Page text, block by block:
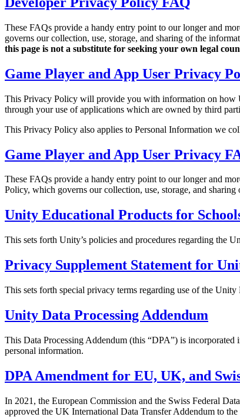
LiveOps
Perspectivas post-lanzamiento y operaciones de juego en vivo
Expande
Adquisición de usuarios
Hazte descubrir y adquiere usuarios móviles
Compras dentro de la aplicación
Gestionar las IAP dentro de la aplicación en tiendas físicas y
Conecta a los jugadores con los juegos adecuados
Publicitar con Unity
Monetizar con Unity
Casos de uso
Crea y expande éxitos móviles con Unity
Lanza grandes juegos con equipos pequeños
Juegos XR
Simplifica el desarrollo de juegos multijugador
Venta minorista
Transforma las experiencias en tienda en experiencias en línea
Impulsar la innovación y las experiencias en el automóvil
Ver todas las industrias
Información útil
Casos de estudio
Historias de éxito en el mundo real
Guías de mejores prácticas
Consejos y trucos de expertos
Demostraciones
Demostraciones, muestras y bloques de construcción
Todos los recursos
Blog
Novedades
Noticias, historias y centro de prensa
Únete a desarrolladores, creadores e insiders
Premios Unity
Celebrando a los creadores de Unity en todo el mundo
Guías prácticas
Consejos prácticos y mejores prácticas
Educación
Para estudiantes
Impulsa tu carrera
Para docentes
Potencia tu enseñanza
Lleva el poder de Unity a tu institución
Certificaciones
Demuestra tu dominio de Unity
These FAQs provide a handy entry point to our longer and
governs our collection, use, storage, and sharing of the
this page is not a substitute for seeking your own legal
Game Player and App User Privacy
This Privacy Policy will provide you with information on how
through your use of applications which are owned by third
This Privacy Policy also applies to Personal Information we
Game Player and App User Privacy
These FAQs provide a handy entry point to our longer and
Policy, which governs our collection, use, storage, and
Unity Educational Products for
This sets forth Unity’s policies and procedures regarding the
Privacy Supplement Statement for
This sets forth special privacy terms regarding use of the
Unity Data Processing Addendum
This Data Processing Addendum (this “DPA”) is
personal information.
DPA Amendment for EU, UK, and
In 2021, the European Commission and the Swiss Federal
approved the UK International Data Transfer Addendum to